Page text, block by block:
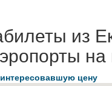
из
на
цену